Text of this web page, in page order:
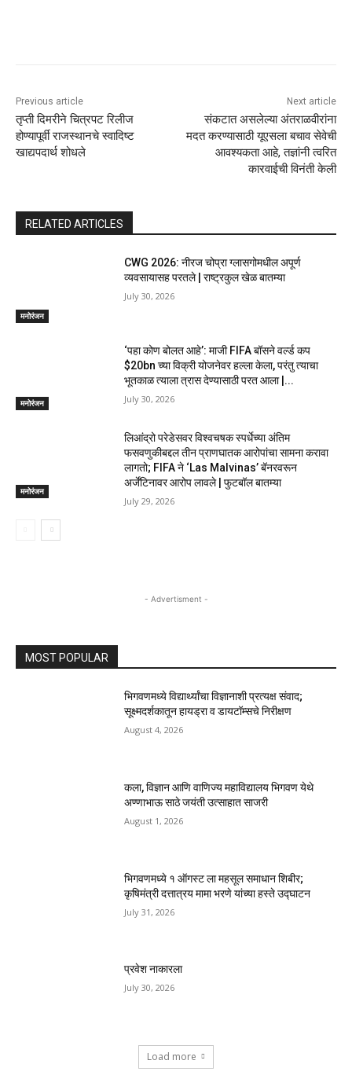
Previous article
तृप्ती दिमरीने चित्रपट रिलीज
होण्यापूर्वी राजस्थानचे स्वादिष्ट
खाद्यपदार्थ शोधले
Next article
संकटात असलेल्या अंतराळवीरांना
मदत करण्यासाठी यूएसला बचाव सेवेची
आवश्यकता आहे, तज्ञांनी त्वरित
कारवाईची विनंती केली
RELATED ARTICLES
मनोरंजन
CWG 2026: नीरज चोप्रा ग्लासगोमधील अपूर्ण
व्यवसायासह परतले | राष्ट्रकुल खेळ बातम्या
July 30, 2026
मनोरंजन
‘पहा कोण बोलत आहे’: माजी FIFA बॉसने वर्ल्ड कप
$20bn च्या विक्री योजनेवर हल्ला केला, परंतु त्याचा
भूतकाळ त्याला त्रास देण्यासाठी परत आला |...
July 30, 2026
मनोरंजन
लिआंद्रो परेडेसवर विश्वचषक स्पर्धेच्या अंतिम
फसवणुकीबद्दल तीन प्राणघातक आरोपांचा सामना करावा
लागतो; FIFA ने ‘Las Malvinas’ बॅनरवरून
अर्जेंटिनावर आरोप लावले | फुटबॉल बातम्या
July 29, 2026
- Advertisment -
MOST POPULAR
भिगवणमध्ये विद्यार्थ्यांचा विज्ञानाशी प्रत्यक्ष संवाद;
सूक्ष्मदर्शकातून हायड्रा व डायटॉम्सचे निरीक्षण
August 4, 2026
कला, विज्ञान आणि वाणिज्य महाविद्यालय भिगवण येथे
अण्णाभाऊ साठे जयंती उत्साहात साजरी
August 1, 2026
भिगवणमध्ये १ ऑगस्ट ला महसूल समाधान शिबीर;
कृषिमंत्री दत्तात्रय मामा भरणे यांच्या हस्ते उद्घाटन
July 31, 2026
प्रवेश नाकारला
July 30, 2026
Load more